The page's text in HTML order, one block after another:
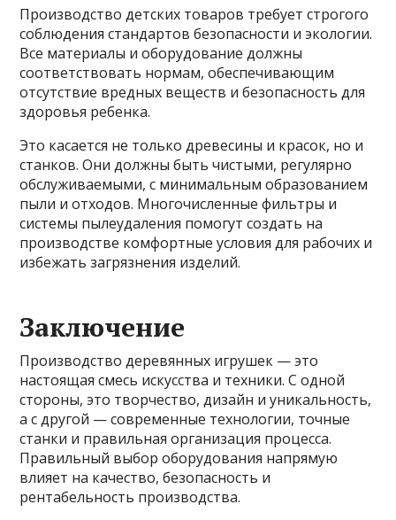
Производство детских товаров требует строгого
соблюдения стандартов безопасности и экологии.
Все материалы и оборудование должны
соответствовать нормам, обеспечивающим
отсутствие вредных веществ и безопасность для
здоровья ребенка.
Это касается не только древесины и красок, но и
станков. Они должны быть чистыми, регулярно
обслуживаемыми, с минимальным образованием
пыли и отходов. Многочисленные фильтры и
системы пылеудаления помогут создать на
производстве комфортные условия для рабочих и
избежать загрязнения изделий.
Заключение
Производство деревянных игрушек — это
настоящая смесь искусства и техники. С одной
стороны, это творчество, дизайн и уникальность,
а с другой — современные технологии, точные
станки и правильная организация процесса.
Правильный выбор оборудования напрямую
влияет на качество, безопасность и
рентабельность производства.